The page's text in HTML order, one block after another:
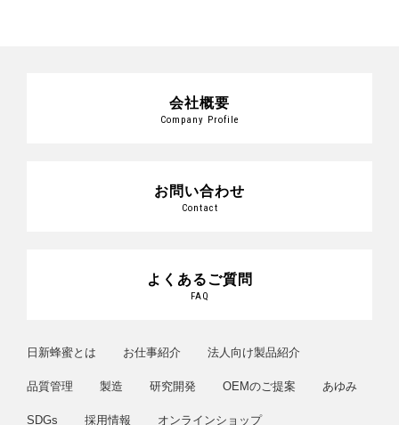
会社概要
Company Profile
お問い合わせ
Contact
よくあるご質問
FAQ
日新蜂蜜とは お仕事紹介 法人向け製品紹介
品質管理 製造 研究開発 OEMのご提案 あゆみ
SDGs 採用情報 オンラインショップ